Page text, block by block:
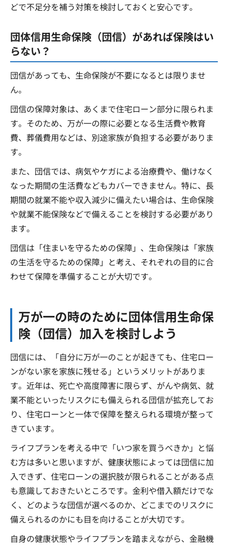
どで不足分を補う対策を検討しておくと安心です。
団体信用生命保険（団信）があれば保険はい
らない？
団信があっても、生命保険が不要になるとは限りませ
ん。
団信の保障対象は、あくまで住宅ローン部分に限られま
す。そのため、万が一の際に必要となる生活費や教育
費、葬儀費用などは、別途家族が負担する必要がありま
す。
また、団信では、病気やケガによる治療費や、働けなく
なった期間の生活費などもカバーできません。特に、長
期間の就業不能や収入減少に備えたい場合は、生命保険
や就業不能保険などで備えることを検討する必要があり
ます。
団信は「住まいを守るための保障」、生命保険は「家族
の生活を守るための保障」と考え、それぞれの目的に合
わせて保障を準備することが大切です。
万が一の時のために団体信用生命保
険（団信）加入を検討しよう
団信には、「自分に万が一のことが起きても、住宅ロー
ンがない家を家族に残せる」というメリットがありま
す。近年は、死亡や高度障害に限らず、がんや病気、就
業不能といったリスクにも備えられる団信が拡充してお
り、住宅ローンと一体で保障を整えられる環境が整って
きています。
ライフプランを考える中で「いつ家を買うべきか」と悩
む方は多いと思いますが、健康状態によっては団信に加
入できず、住宅ローンの選択肢が限られることがある点
も意識しておきたいところです。金利や借入額だけでな
く、どのような団信が選べるのか、どこまでのリスクに
備えられるのかにも目を向けることが大切です。
自身の健康状態やライフプランを踏まえながら、金融機